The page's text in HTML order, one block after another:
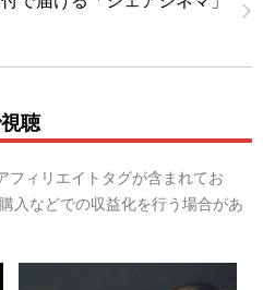
聴
フィリエイトタグが含まれてお
入などでの収益化を行う場合があ